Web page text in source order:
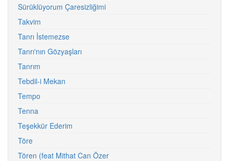
Sürüklüyorum Çaresizliğimi
Takvim
Tanrı İstemezse
Tanrı'nın Gözyaşları
Tanrım
Tebdil-i Mekan
Tempo
Tenna
Teşekkür Ederim
Töre
Tören (feat Mithat Can Özer